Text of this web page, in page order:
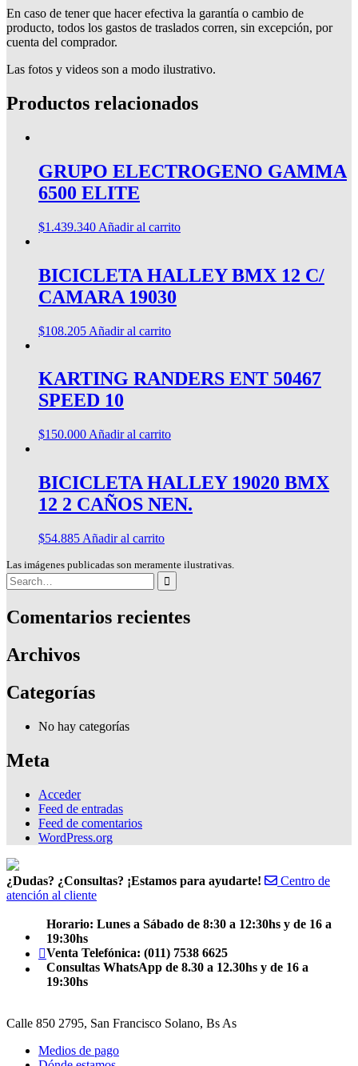
En caso de tener que hacer efectiva la garantía o cambio de
producto, todos los gastos de traslados corren, sin excepción, por
cuenta del comprador.
Las fotos y videos son a modo ilustrativo.
Productos relacionados
GRUPO ELECTROGENO GAMMA
6500 ELITE
$1.439.340 Añadir al carrito
BICICLETA HALLEY BMX 12 C/
CAMARA 19030
$108.205 Añadir al carrito
KARTING RANDERS ENT 50467
SPEED 10
$150.000 Añadir al carrito
BICICLETA HALLEY 19020 BMX
12 2 CAÑOS NEN.
$54.885 Añadir al carrito
Las imágenes publicadas son meramente ilustrativas.
Search
for:
Comentarios recientes
Archivos
Categorías
No hay categorías
Meta
Acceder
Feed de entradas
Feed de comentarios
WordPress.org
¿Dudas? ¿Consultas? ¡Estamos para ayudarte!
Centro de
atención al cliente
Facebook
Teléfono
Email
Horario: Lunes a Sábado de 8:30 a 12:30hs y de 16 a
19:30hs
Venta Telefónica: (011) 7538 6625
Consultas WhatsApp de 8.30 a 12.30hs y de 16 a
19:30hs
Calle 850 2795, San Francisco Solano, Bs As
Medios de pago